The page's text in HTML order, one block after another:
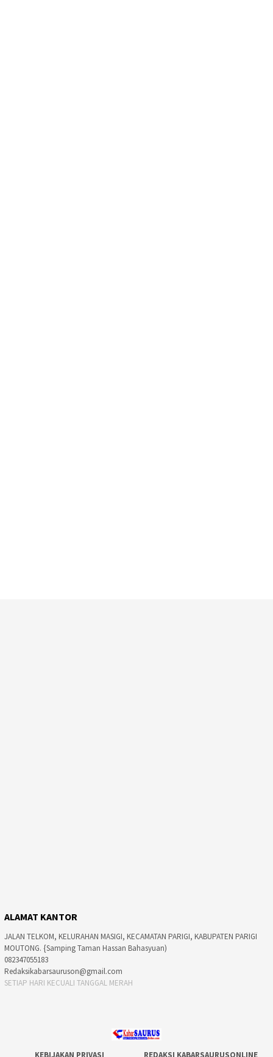
ALAMAT KANTOR
JALAN TELKOM, KELURAHAN MASIGI, KECAMATAN PARIGI, KABUPATEN PARIGI
MOUTONG. {Samping Taman Hassan Bahasyuan)
082347055183
Redaksikabarsauruson@gmail.com
SETIAP HARI KECUALI TANGGAL MERAH
KEBIJAKAN PRIVASI REDAKSI KABARSAURUSONLINE